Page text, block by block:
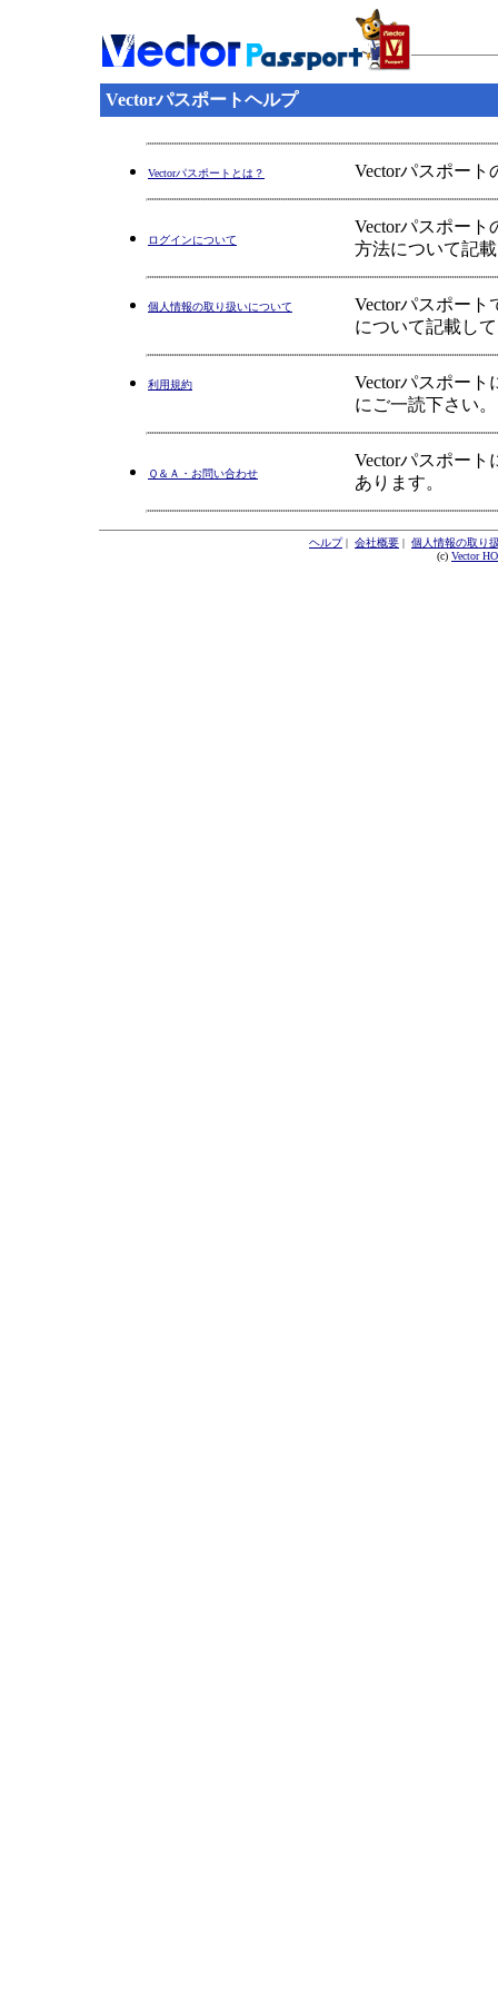
Vectorパスポートヘルプ
Vectorパスポートとは？ Vectorパスポー
ログインについて
Vectorパスポー
方法について記
個人情報の取り扱いについて
Vectorパスポー
について記載し
利用規約
Vectorパスポー
にご一読下さい。
Ｑ＆Ａ・お問い合わせ
Vectorパスポー
あります。
ヘルプ| 会社概要 | 個人情報の取り
(c) Vector